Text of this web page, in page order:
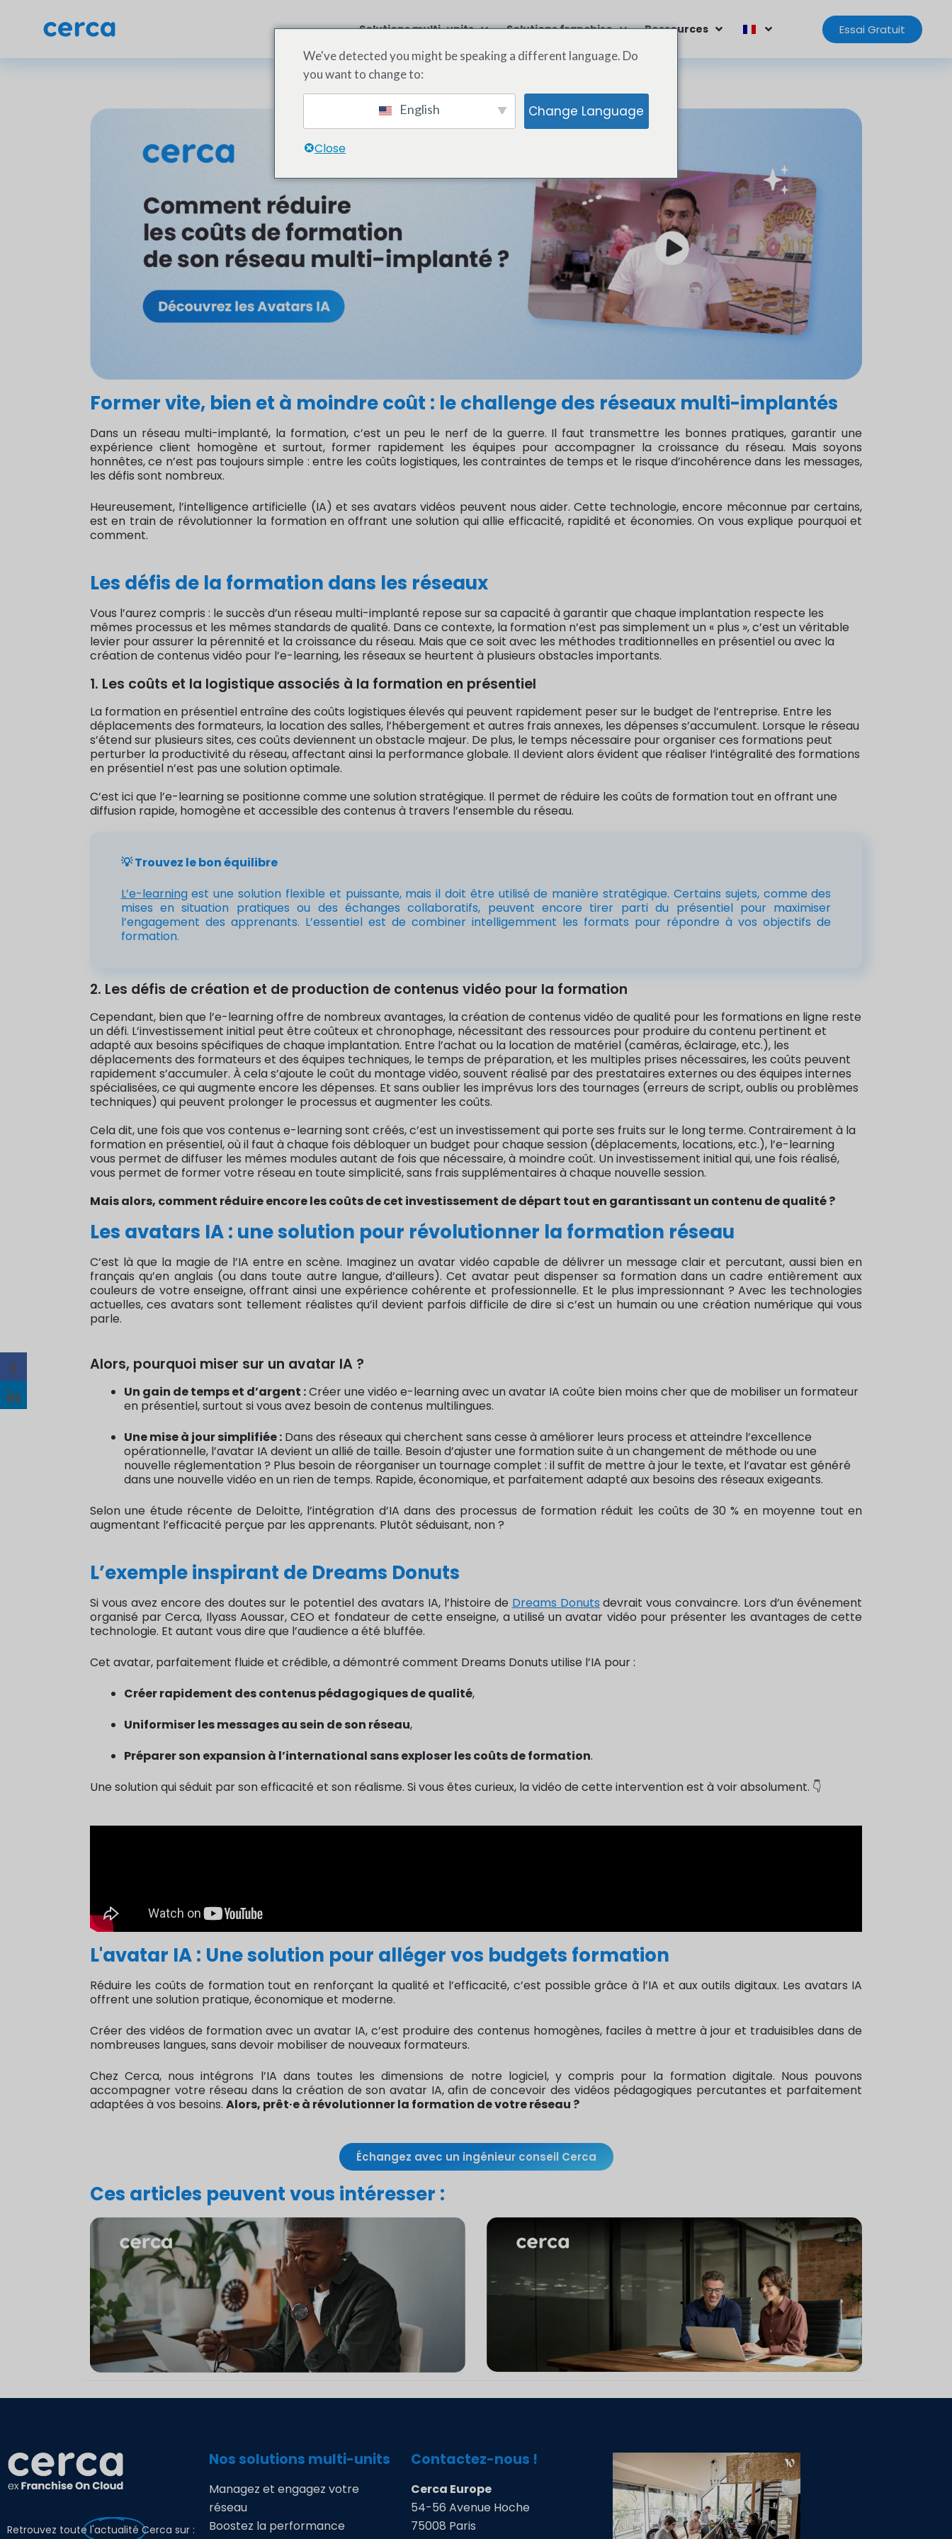
Solutions multi-units Solutions franchise Ressources Essai Gratuit
Former vite, bien et à moindre coût : le challenge des réseaux multi-implantés
Dans un réseau multi-implanté, la formation, c’est un peu le nerf de la guerre. Il faut transmettre les bonnes pratiques, garantir une
expérience client homogène et surtout, former rapidement les équipes pour accompagner la croissance du réseau. Mais soyons
honnêtes, ce n’est pas toujours simple : entre les coûts logistiques, les contraintes de temps et le risque d’incohérence dans les messages,
les défis sont nombreux.
Heureusement, l’intelligence artificielle (IA) et ses avatars vidéos peuvent nous aider. Cette technologie, encore méconnue par certains,
est en train de révolutionner la formation en offrant une solution qui allie efficacité, rapidité et économies. On vous explique pourquoi et
comment.
Les défis de la formation dans les réseaux
Vous l’aurez compris : le succès d’un réseau multi-implanté repose sur sa capacité à garantir que chaque implantation respecte les
mêmes processus et les mêmes standards de qualité. Dans ce contexte, la formation n’est pas simplement un « plus », c’est un véritable
levier pour assurer la pérennité et la croissance du réseau. Mais que ce soit avec les méthodes traditionnelles en présentiel ou avec la
création de contenus vidéo pour l’e-learning, les réseaux se heurtent à plusieurs obstacles importants.
1. Les coûts et la logistique associés à la formation en présentiel
La formation en présentiel entraîne des coûts logistiques élevés qui peuvent rapidement peser sur le budget de l’entreprise. Entre les
déplacements des formateurs, la location des salles, l’hébergement et autres frais annexes, les dépenses s’accumulent. Lorsque le réseau
s’étend sur plusieurs sites, ces coûts deviennent un obstacle majeur. De plus, le temps nécessaire pour organiser ces formations peut
perturber la productivité du réseau, affectant ainsi la performance globale. Il devient alors évident que réaliser l’intégralité des formations
en présentiel n’est pas une solution optimale.
C’est ici que l’e-learning se positionne comme une solution stratégique. Il permet de réduire les coûts de formation tout en offrant une
diffusion rapide, homogène et accessible des contenus à travers l’ensemble du réseau.
💡 Trouvez le bon équilibre
L’e-learning est une solution flexible et puissante, mais il doit être utilisé de manière stratégique. Certains sujets, comme des
mises en situation pratiques ou des échanges collaboratifs, peuvent encore tirer parti du présentiel pour maximiser
l’engagement des apprenants. L’essentiel est de combiner intelligemment les formats pour répondre à vos objectifs de
formation.
2. Les défis de création et de production de contenus vidéo pour la formation
Cependant, bien que l’e-learning offre de nombreux avantages, la création de contenus vidéo de qualité pour les formations en ligne reste
un défi. L’investissement initial peut être coûteux et chronophage, nécessitant des ressources pour produire du contenu pertinent et
adapté aux besoins spécifiques de chaque implantation. Entre l’achat ou la location de matériel (caméras, éclairage, etc.), les
déplacements des formateurs et des équipes techniques, le temps de préparation, et les multiples prises nécessaires, les coûts peuvent
rapidement s’accumuler. À cela s’ajoute le coût du montage vidéo, souvent réalisé par des prestataires externes ou des équipes internes
spécialisées, ce qui augmente encore les dépenses. Et sans oublier les imprévus lors des tournages (erreurs de script, oublis ou problèmes
techniques) qui peuvent prolonger le processus et augmenter les coûts.
Cela dit, une fois que vos contenus e-learning sont créés, c’est un investissement qui porte ses fruits sur le long terme. Contrairement à la
formation en présentiel, où il faut à chaque fois débloquer un budget pour chaque session (déplacements, locations, etc.), l’e-learning
vous permet de diffuser les mêmes modules autant de fois que nécessaire, à moindre coût. Un investissement initial qui, une fois réalisé,
vous permet de former votre réseau en toute simplicité, sans frais supplémentaires à chaque nouvelle session.
Mais alors, comment réduire encore les coûts de cet investissement de départ tout en garantissant un contenu de qualité ?
Les avatars IA : une solution pour révolutionner la formation réseau
C’est là que la magie de l’IA entre en scène. Imaginez un avatar vidéo capable de délivrer un message clair et percutant, aussi bien en
français qu’en anglais (ou dans toute autre langue, d’ailleurs). Cet avatar peut dispenser sa formation dans un cadre entièrement aux
couleurs de votre enseigne, offrant ainsi une expérience cohérente et professionnelle. Et le plus impressionnant ? Avec les technologies
actuelles, ces avatars sont tellement réalistes qu’il devient parfois difficile de dire si c’est un humain ou une création numérique qui vous
parle.
Alors, pourquoi miser sur un avatar IA ?
Un gain de temps et d’argent :Créer une vidéo e-learning avec un avatar IA coûte bien moins cher que de mobiliser un formateur
en présentiel, surtout si vous avez besoin de contenus multilingues.
Une mise à jour simplifiée : Dans des réseaux qui cherchent sans cesse à améliorer leurs process et atteindre l’excellence
opérationnelle, l’avatar IA devient un allié de taille. Besoin d’ajuster une formation suite à un changement de méthode ou une
nouvelle réglementation ? Plus besoin de réorganiser un tournage complet : il suffit de mettre à jour le texte, et l’avatar est généré
dans une nouvelle vidéo en un rien de temps. Rapide, économique, et parfaitement adapté aux besoins des réseaux exigeants.
Selon une étude récente de Deloitte, l’intégration d’IA dans des processus de formation réduit les coûts de 30 % en moyenne tout en
augmentant l’efficacité perçue par les apprenants. Plutôt séduisant, non ?
L’exemple inspirant de Dreams Donuts
Si vous avez encore des doutes sur le potentiel des avatars IA, l’histoire de Dreams Donuts devrait vous convaincre. Lors d’un événement
organisé par Cerca, Ilyass Aoussar, CEO et fondateur de cette enseigne, a utilisé un avatar vidéo pour présenter les avantages de cette
technologie. Et autant vous dire que l’audience a été bluffée.
Cet avatar, parfaitement fluide et crédible, a démontré comment Dreams Donuts utilise l’IA pour :
Créer rapidement des contenus pédagogiques de qualité,
Uniformiser les messages au sein de son réseau,
Préparer son expansion à l’international sans exploser les coûts de formation.
Une solution qui séduit par son efficacité et son réalisme. Si vous êtes curieux, la vidéo de cette intervention est à voir absolument. 👇
L'avatar IA : Une solution pour alléger vos budgets formation
Réduire les coûts de formation tout en renforçant la qualité et l’efficacité, c’est possible grâce à l’IA et aux outils digitaux. Les avatars IA
offrent une solution pratique, économique et moderne.
Créer des vidéos de formation avec un avatar IA, c’est produire des contenus homogènes, faciles à mettre à jour et traduisibles dans de
nombreuses langues, sans devoir mobiliser de nouveaux formateurs.
Chez Cerca, nous intégrons l’IA dans toutes les dimensions de notre logiciel, y compris pour la formation digitale. Nous pouvons
accompagner votre réseau dans la création de son avatar IA, afin de concevoir des vidéos pédagogiques percutantes et parfaitement
adaptées à vos besoins. Alors, prêt·e à révolutionner la formation de votre réseau ?
Échangez avec un ingénieur conseil Cerca
Ces articles peuvent vous intéresser :
Retrouvez toute l'actualité Cerca sur :
Nos solutions multi-units
Managez et engagez votre
réseau
Boostez la performance
Contactez-nous !
Cerca Europe
54-56 Avenue Hoche
75008 Paris
We've detected you might be speaking a different language. Do
you want to change to:
English Change Language
Close